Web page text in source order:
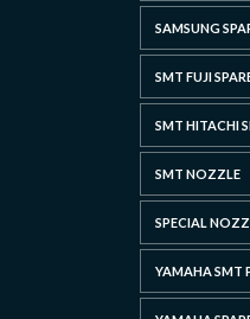
SAMSUNG
SMT FUJI
SMT HITACHI
SMT NOZZLE
SPECIAL
YAMAHA SMT